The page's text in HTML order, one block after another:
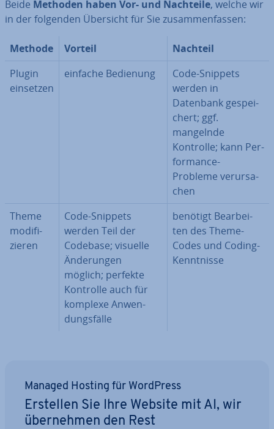
Beide Methoden haben Vor- und Nachteile, welche wir
in der folgenden Übersicht für Sie zu­sam­men­fas­sen:
Methode Vorteil
Nachteil
Plugin
einsetzen
einfache Bedienung
Code-Snippets
werden in
Datenbank ge­spei­
chert; ggf.
mangelnde
Kontrolle; kann Per­
for­mance-
Probleme ver­ur­sa­
chen
Theme
mo­di­fi­
zie­ren
Code-Snippets
werden Teil der
Codebase; visuelle
Än­de­run­gen
möglich; perfekte
Kontrolle auch für
komplexe An­wen­
dungs­fäl­le
benötigt Be­ar­bei­
ten des Theme-
Codes und Coding-
Kennt­nis­se
Managed Hosting für WordPress
Erstellen Sie Ihre Website mit AI, wir
über­neh­men den Rest